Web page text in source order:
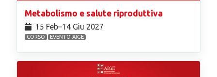
Metabolismo e salute riproduttiva
15 Feb⁠–14 Giu 2027
CORSO EVENTO AIGE